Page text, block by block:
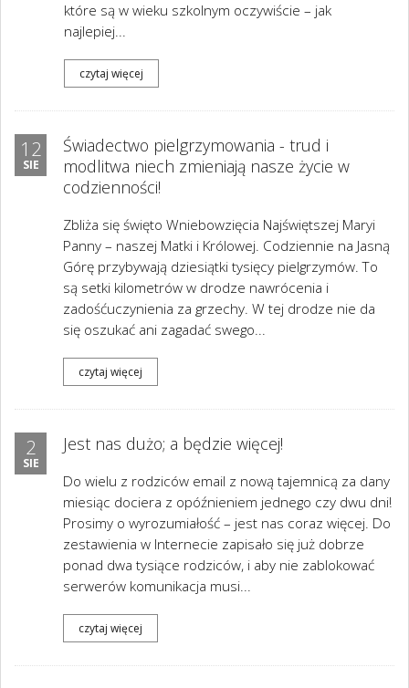
które są w wieku szkolnym oczywiście – jak
najlepiej...
czytaj więcej
12
SIE
Świadectwo pielgrzymowania - trud i
modlitwa niech zmieniają nasze życie w
codzienności!
Zbliża się święto Wniebowzięcia Najświętszej Maryi
Panny – naszej Matki i Królowej. Codziennie na Jasną
Górę przybywają dziesiątki tysięcy pielgrzymów. To
są setki kilometrów w drodze nawrócenia i
zadośćuczynienia za grzechy. W tej drodze nie da
się oszukać ani zagadać swego...
czytaj więcej
2
SIE
Jest nas dużo; a będzie więcej!
Do wielu z rodziców email z nową tajemnicą za dany
miesiąc dociera z opóźnieniem jednego czy dwu dni!
Prosimy o wyrozumiałość – jest nas coraz więcej. Do
zestawienia w Internecie zapisało się już dobrze
ponad dwa tysiące rodziców, i aby nie zablokować
serwerów komunikacja musi...
czytaj więcej